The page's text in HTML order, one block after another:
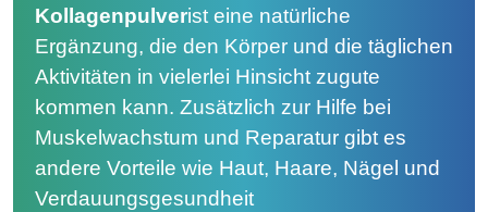
Kollagenpulverist eine natürliche
Ergänzung, die den Körper und die täglichen
Aktivitäten in vielerlei Hinsicht zugute
kommen kann. Zusätzlich zur Hilfe bei
Muskelwachstum und Reparatur gibt es
andere Vorteile wie Haut, Haare, Nägel und
Verdauungsgesundheit